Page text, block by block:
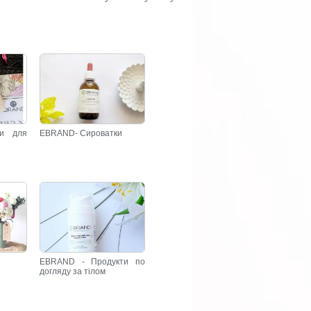
для EBRAND- Сироватки
EBRAND - Продукти по
догляду за тілом